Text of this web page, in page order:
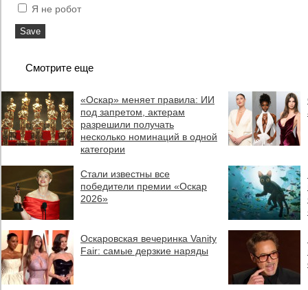
Я не робот
Смотрите еще
«Оскар» меняет правила: ИИ
под запретом, актерам
разрешили получать
несколько номинаций в одной
категории
Стали известны все
победители премии «Оскар
2026»
Оскаровская вечеринка Vanity
Fair: самые дерзкие наряды